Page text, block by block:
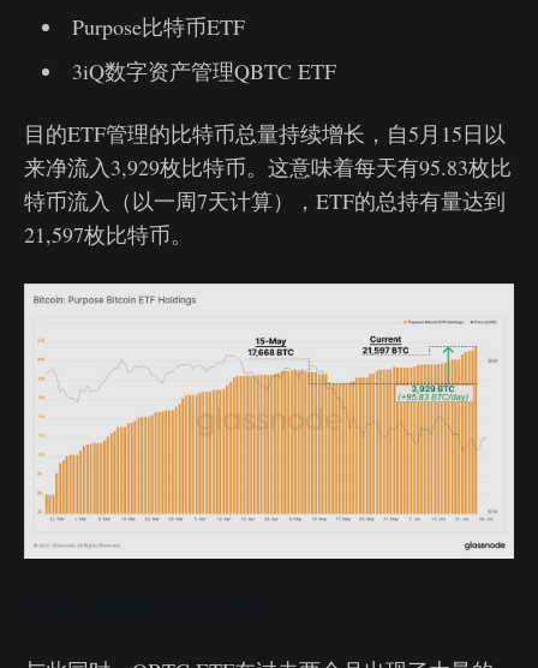
Purpose比特币ETF
3iQ数字资产管理QBTC ETF
目的ETF管理的比特币总量持续增长，自5月15日以
来净流入3,929枚比特币。这意味着每天有95.83枚比
特币流入（以一周7天计算），ETF的总持有量达到
21,597枚比特币。